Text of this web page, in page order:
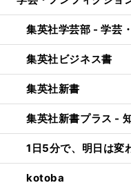
集英社学芸部 - 学芸
集英社ビジネス書
集英社新書
集英社新書プラス -
1日5分で、明日は
kotoba